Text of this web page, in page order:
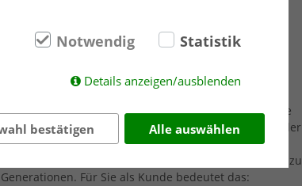
Highclean Group setzen wir auf umweltschonende
und nachhaltige Lieferketten. Dabei stehen sowohl der
auch die Gesundheit der Menschen im Mittelpunkt
Effizienz mit ökologischer Verantwortung zu
Für Sie als Kunde bedeutet das:
Notwendig Statistik
Details anzeigen/ausblenden
bestätigen Alle auswählen